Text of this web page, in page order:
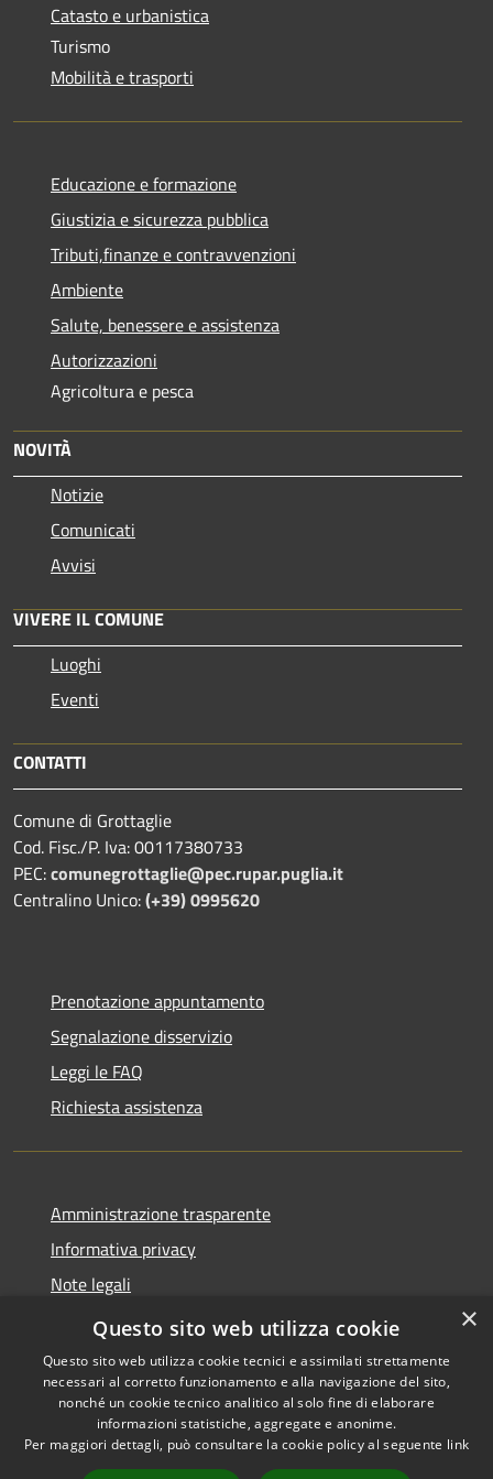
Catasto e urbanistica
Turismo
Mobilità e trasporti
Educazione e formazione
Giustizia e sicurezza pubblica
Tributi,finanze e contravvenzioni
Ambiente
Salute, benessere e assistenza
Autorizzazioni
Agricoltura e pesca
NOVITÀ
Notizie
Comunicati
Avvisi
VIVERE IL COMUNE
Luoghi
Eventi
CONTATTI
Comune di Grottaglie
Cod. Fisc./P. Iva: 00117380733
PEC:comunegrottaglie@pec.rupar.puglia.it
Centralino Unico:(+39) 0995620
Prenotazione appuntamento
Segnalazione disservizio
Leggi le FAQ
Richiesta assistenza
Amministrazione trasparente
Informativa privacy
Note legali
Dichiarazione di accessibilità
Accessibilità
Copyright © 2026 • Comune di
Grottaglie • Powered by
×
Questo sito web utilizza cookie
Questo sito web utilizza cookie tecnici e assimilati strettamente
necessari al corretto funzionamento e alla navigazione del sito,
nonché un cookie tecnico analitico al solo fine di elaborare
informazioni statistiche, aggregate e anonime.
Per maggiori dettagli, può consultare la cookie policy al seguente link